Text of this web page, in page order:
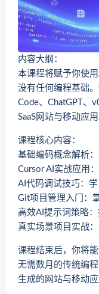
内容大纲：
本课程将赋予你使
没有任何编程基础
Code、ChatGPT、
SaaS网站与移动应用
课程核心内容：
基础编码概念解析
Cursor AI实战应用
AI代码调试技巧：
Git项目管理入门：
高效AI提示词策略
真实场景项目实战
课程结束后，你将能
无需数月的传统编
生成的网站与移动应